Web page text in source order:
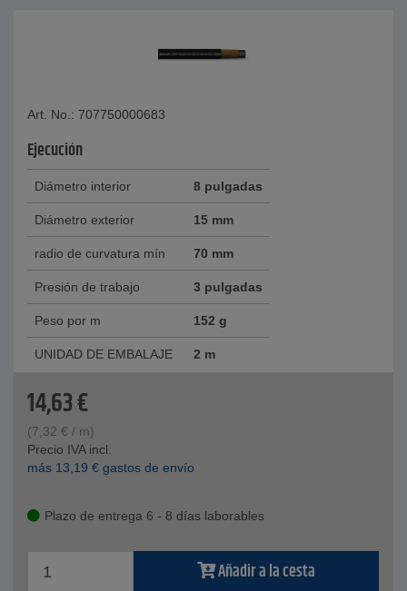
Art. No.: 707750000683
Ejecución
Diámetro interior 8 pulgadas
Diámetro exterior 15 mm
radio de curvatura mín 70 mm
Presión de trabajo 3 pulgadas
Peso por m 152 g
UNIDAD DE EMBALAJE 2 m
14,63€
(7,32 € / m)
Precio IVA incl.
más 13,19 € gastos de envío
Plazo de entrega 6 - 8 días laborables
Añadir a la cesta